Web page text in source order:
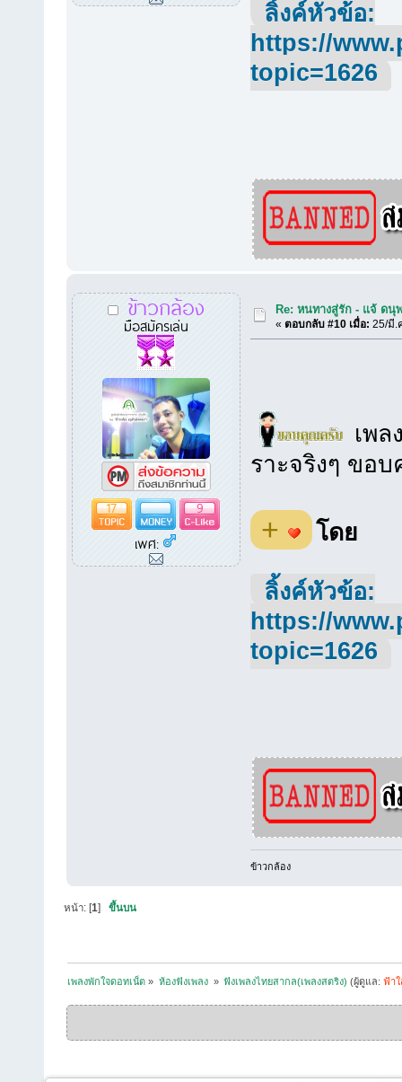
ลิ้งค์หัวข้อ:
https://
topic=1626
ข้าวกล้อง
มือสมัครเล่น
17
9
เพศ:
Re: หนทางสู่รัก - แจ้ ดนุ
«ตอบกลับ #10 เมื่อ: 25/มี.
เพ
ราะจริงๆ ขอ
+ โดย
ลิ้งค์หัวข้อ:
https://
topic=1626
ข้าวกล้อง
หน้า: [1 ]ขึ้นบน
เพลงพักใจดอทเน็ต » ห้องฟังเพลง » ฟังเพลงไทยสากล(เพลงสตริง) (ผู้ดูแล:ฟ้า